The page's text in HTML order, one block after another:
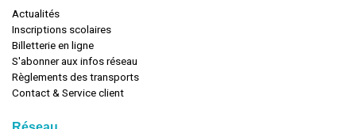
Actualités
Inscriptions scolaires
Billetterie en ligne
S'abonner aux infos réseau
Règlements des transports
Contact & Service client